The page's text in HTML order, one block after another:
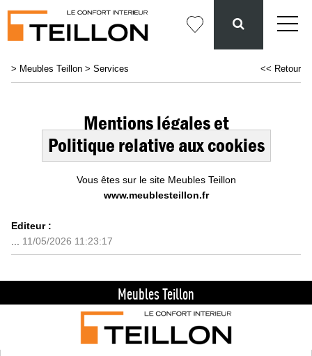
> Meubles Teillon > Services << Retour
Mentions légales et
Politique relative aux cookies
Vous êtes sur le site Meubles Teillon
www.meublesteillon.fr
Editeur :
11/05/2026 11:23:17
Meubles Teillon